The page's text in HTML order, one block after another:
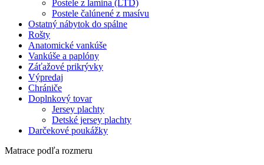
Postele z lamina (LTD)
Postele čalúnené z masívu
Ostatný nábytok do spálne
Rošty
Anatomické vankúše
Vankúše a paplóny
Záťažové prikrývky
Výpredaj
Chrániče
Doplnkový tovar
Jersey plachty
Detské jersey plachty
Darčekové poukážky
Matrace podľa rozmeru